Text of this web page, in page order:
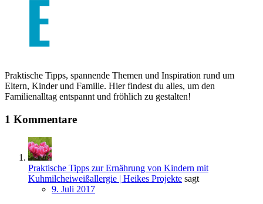
Praktische Tipps, spannende Themen und Inspiration rund um
Eltern, Kinder und Familie. Hier findest du alles, um den
Familienalltag entspannt und fröhlich zu gestalten!
1 Kommentare
Praktische Tipps zur Ernährung von Kindern mit
Kuhmilcheiweißallergie | Heikes Projekte sagt
9. Juli 2017